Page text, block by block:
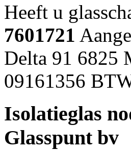
Heeft u
7601721
Delta 91 6825
09161356
Isolatieglas
Glasspunt bv